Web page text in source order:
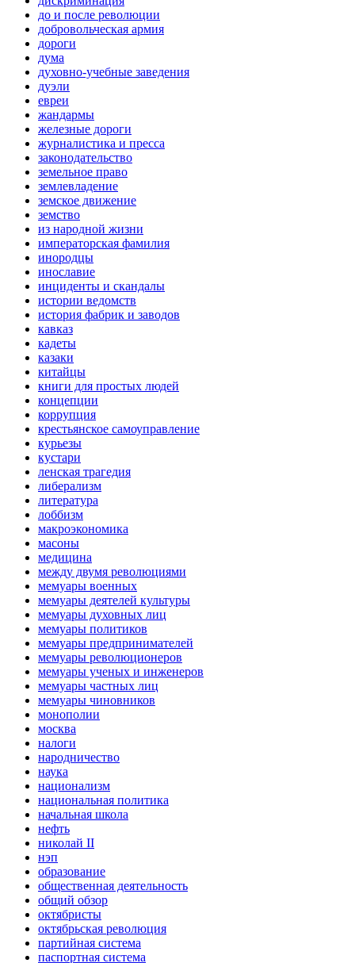
до и после революции
добровольческая армия
дороги
дума
духовно-учебные заведения
дуэли
евреи
жандармы
железные дороги
журналистика и пресса
законодательство
земельное право
землевладение
земское движение
земство
из народной жизни
императорская фамилия
инородцы
инославие
инциденты и скандалы
истории ведомств
история фабрик и заводов
кавказ
кадеты
казаки
китайцы
книги для простых людей
концепции
коррупция
крестьянское самоуправление
курьезы
кустари
ленская трагедия
либерализм
литература
лоббизм
макроэкономика
масоны
медицина
между двумя революциями
мемуары военных
мемуары деятелей культуры
мемуары духовных лиц
мемуары политиков
мемуары предпринимателей
мемуары революционеров
мемуары ученых и инженеров
мемуары частных лиц
мемуары чиновников
монополии
москва
налоги
народничество
наука
национализм
национальная политика
начальная школа
нефть
николай II
нэп
образование
общественная деятельность
общий обзор
октябристы
октябрьская революция
партийная система
паспортная система